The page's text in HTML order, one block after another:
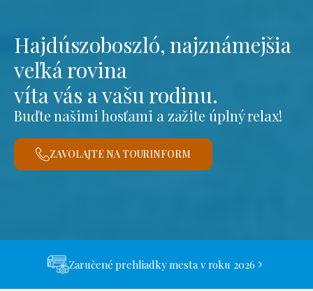
Hajdúszoboszló, najznámejšia
veľká rovina
víta vás a vašu rodinu.
Buďte našimi hosťami a zažite úplný relax!
ZAVOLAJTE NA TOURINFORM
Zaručené prehliadky mesta v roku 2026